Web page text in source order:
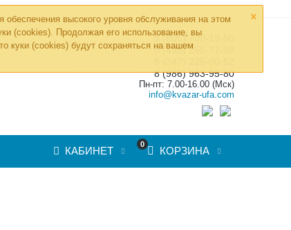
×
обеспечения высокого уровня обслуживания на этом
(cookies). Продолжая его использование, вы
куки (cookies) будут сохраняться на вашем
»
8 (800) 700-19-50
8 (495) 255-77-08
8 (986) 963-95-80
Пн-пт: 7.00-16.00 (Мск)
info@kvazar-ufa.com
0
КОРЗИНА
КАБИНЕТ